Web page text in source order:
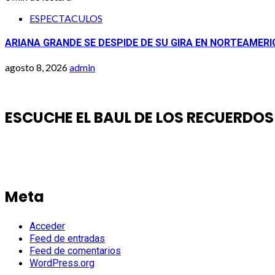
ESPECTACULOS
ARIANA GRANDE SE DESPIDE DE SU GIRA EN
agosto 8, 2026admin
ESCUCHE EL BAUL DE LOS RECUERDOS
Meta
Acceder
Feed de entradas
Feed de comentarios
WordPress.org